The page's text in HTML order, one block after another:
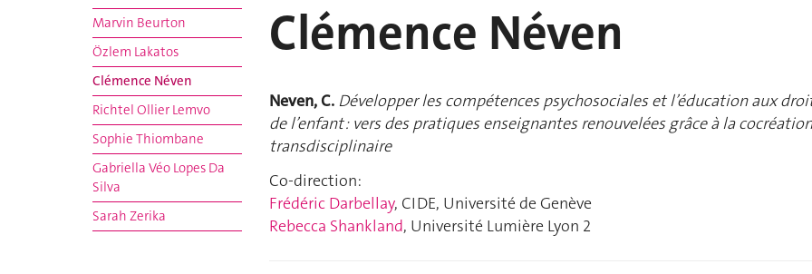
Marvin Beurton
Özlem Lakatos
Clémence Néven
Richtel Ollier Lemvo
Sophie Thiombane
Gabriella Véo Lopes Da
Silva
Sarah Zerika
Clémence Néven
Neven, C. Développer les compétences psychosociales et l’éducation aux
de l’enfant : vers des pratiques enseignantes renouvelées grâce à la cocréation
transdisciplinaire
Co-direction:
Frédéric Darbellay, CIDE, Université de Genève
Rebecca Shankland, Université Lumière Lyon 2